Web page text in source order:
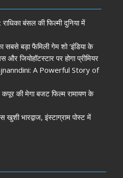
बंसल की फिल्मी दुनिया में
बड़ा फैमिली गेम शो ‘इंडिया के
जियोहॉटस्टार पर होगा प्रीमियर
A Powerful Story of
कपूर की मेगा बजट फिल्म रामायण के
भारद्वाज, इंस्टाग्राम पोस्ट में